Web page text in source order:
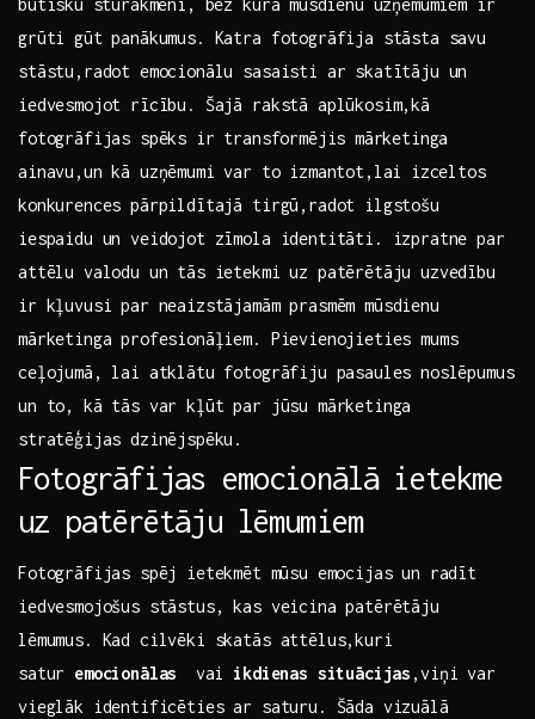
‍būtisku ⁤stūrakmeni, bez kura⁤ mūsdienu uzņēmumiem ir
grūti gūt panākumus. Katra fotogrāfija ‌stāsta savu
stāstu,radot emocionālu sasaisti ar skatītāju un
iedvesmojot rīcību. Šajā rakstā aplūkosim,kā ​
fotogrāfijas spēks ⁣ir‍ transformējis ⁤mārketinga
ainavu,un kā uzņēmumi⁤ var to izmantot,lai⁣ izceltos
konkurences pārpildītajā tirgū,radot ‍ilgstošu
iespaidu un veidojot ​zīmola identitāti. izpratne par
attēlu valodu un ‍tās ietekmi uz patērētāju uzvedību
ir kļuvusi par neaizstājamām prasmēm mūsdienu​
mārketinga profesionāļiem. Pievienojieties mums
ceļojumā, lai atklātu fotogrāfiju pasaules noslēpumus‌
un to, kā tās var kļūt par jūsu mārketinga
stratēģijas‌ dzinējspēku.
Fotogrāfijas emocionālā⁣ ietekme
uz patērētāju lēmumiem
Fotogrāfijas spēj ietekmēt ⁣mūsu emocijas un radīt
iedvesmojošus stāstus, kas veicina patērētāju
‍lēmumus. Kad cilvēki skatās attēlus,kuri
satur emocionālas ⁣ vai ikdienas situācijas ,viņi ⁣var
vieglāk identificēties ar saturu. Šāda vizuālā